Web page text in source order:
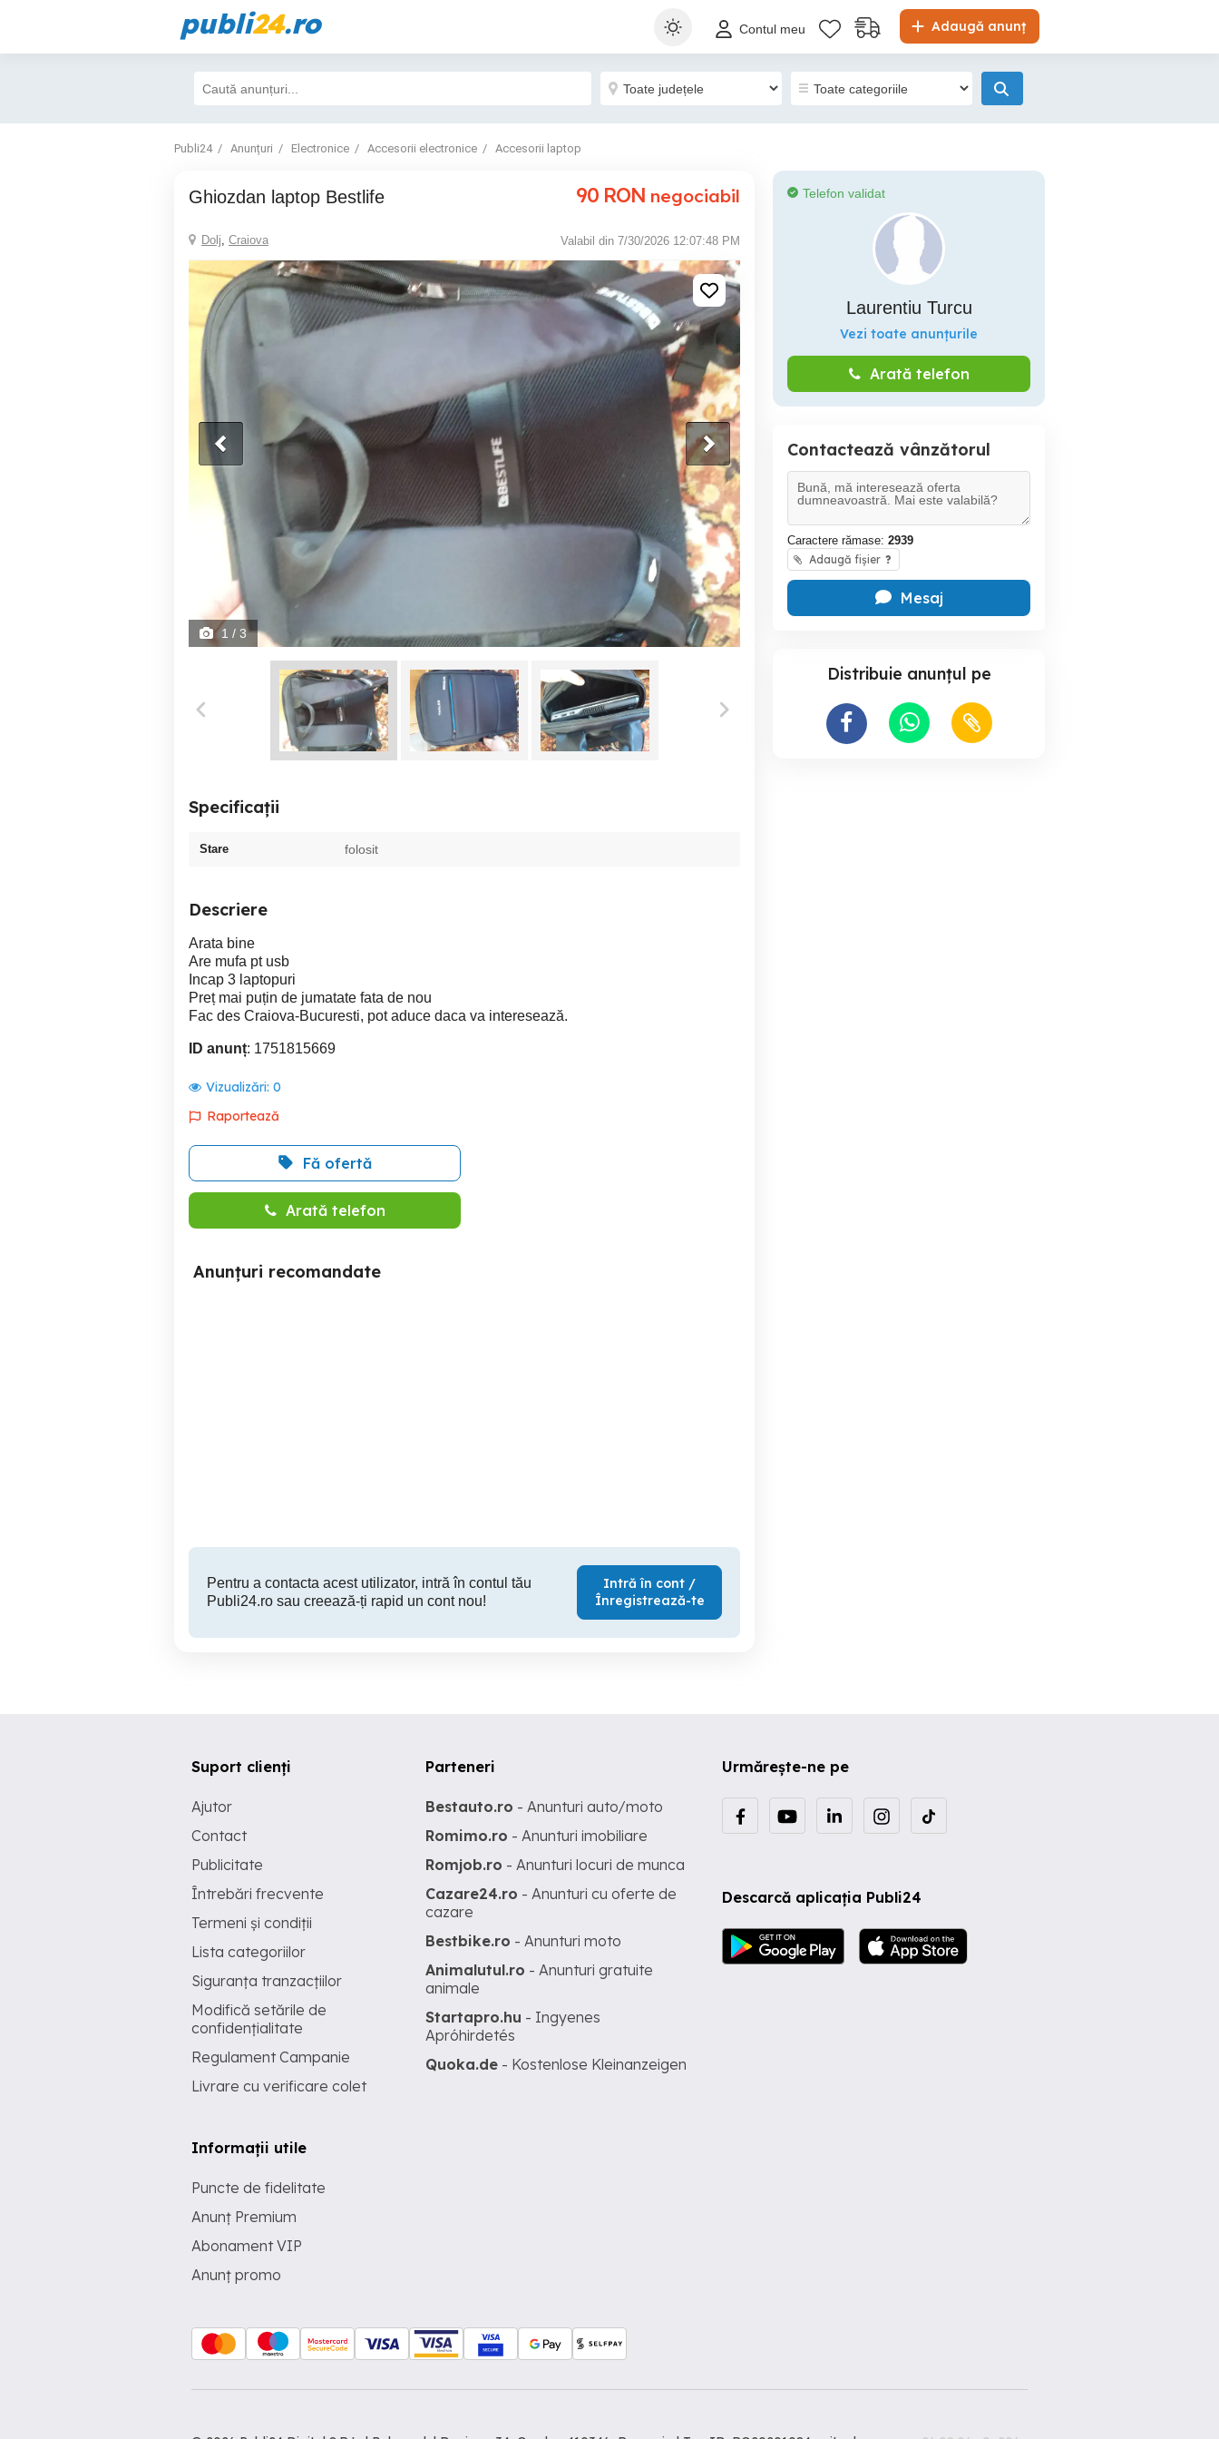
publi24.ro Adaugă anunț
Contul meu
Publi24 Anunțuri Electronice Accesorii electronice Accesorii laptop
Ghiozdan laptop Bestlife 90 RON negociabil
Dolj, Craiova Valabil din 7/30/2026 12:07:48 PM
1 / 3
Specificații
Stare folosit
Descriere
Arata bine
Are mufa pt usb
Incap 3 laptopuri
Preț mai puțin de jumatate fata de nou
Fac des Craiova-Bucuresti, pot aduce daca va interesează.
ID anunț: 1751815669
Vizualizări: 0
Raportează
Fă ofertă
Arată telefon
Anunțuri recomandate
Pentru a contacta acest utilizator, intră în contul tău
Publi24.ro sau creează-ți rapid un cont nou!
Intră în cont /
Înregistrează-te
Telefon validat
Laurentiu Turcu
Vezi toate anunțurile
Arată telefon
Contactează vânzătorul
Caractere rămase: 2939
Adaugă fișier ?
Mesaj
Distribuie anunțul pe
Urmărește-ne pe
Descarcă aplicația Publi24
Suport clienți
Ajutor
Contact
Publicitate
Întrebări frecvente
Termeni și condiții
Lista categoriilor
Siguranța tranzacțiilor
Modifică setările de
confidențialitate
Regulament Campanie
Livrare cu verificare colet
Informații utile
Puncte de fidelitate
Anunț Premium
Abonament VIP
Anunț promo
Parteneri
Bestauto.ro - Anunturi auto/moto
Romimo.ro - Anunturi imobiliare
Romjob.ro - Anunturi locuri de munca
Cazare24.ro - Anunturi cu oferte de
cazare
Bestbike.ro - Anunturi moto
Animalutul.ro - Anunturi gratuite
animale
Startapro.hu - Ingyenes
Apróhirdetés
Quoka.de - Kostenlose Kleinanzeigen